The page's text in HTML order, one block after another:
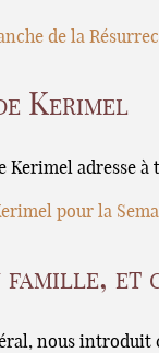
de la
Kerimel
Kerimel adresse à
pour la
famille,
nous introduit